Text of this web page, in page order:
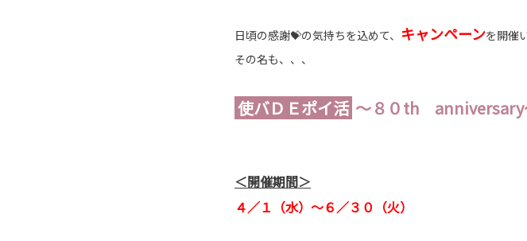
日頃の感謝💝の気持ちを込めて、 キャンペーンを開催
その名も、、、
使バＤＥポイ活 ～８０th anniversary
＜開催期間＞
４／１（水）～６／３０（火）